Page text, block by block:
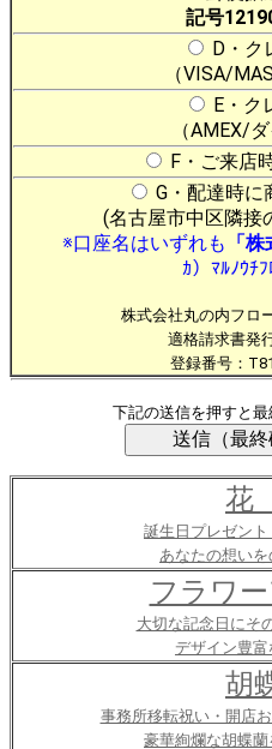
記号
D・ク
（VISA/
E・ク
（AMEX/
F・ご来店
G・配達時に
(名古屋市中区隣接
※口座名はいずれも 「
ｶ）ﾏﾙﾉｳﾁﾌ
株式会社丸の内フロ
適格請求書発
登録番号：
下記の送信を押すと最
花
誕生日プレゼント
あなたの想いを
フラワ
大切な記念日にそ
デザイン豊富
胡
事務所移転祝い・開店
豪華絢爛な胡蝶蘭